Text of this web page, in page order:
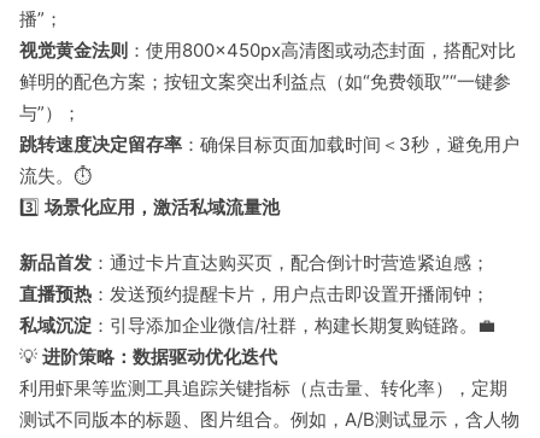
播”；
视觉黄金法则 ：使用800×450px高清图或动态封面，搭配对比
鲜明的配色方案；按钮文案突出利益点（如“免费领取”“一键参
与”）；
跳转速度决定留存率 ：确保目标页面加载时间＜3秒，避免用户
流失。⏱️
3️⃣场景化应用，激活私域流量池
新品首发 ：通过卡片直达购买页，配合倒计时营造紧迫感；
直播预热 ：发送预约提醒卡片，用户点击即设置开播闹钟；
私域沉淀 ：引导添加企业微信/社群，构建长期复购链路。💼
💡 进阶策略：数据驱动优化迭代
利用虾果等监测工具追踪关键指标（点击量、转化率），定期
测试不同版本的标题、图片组合。例如，A/B测试显示，含人物